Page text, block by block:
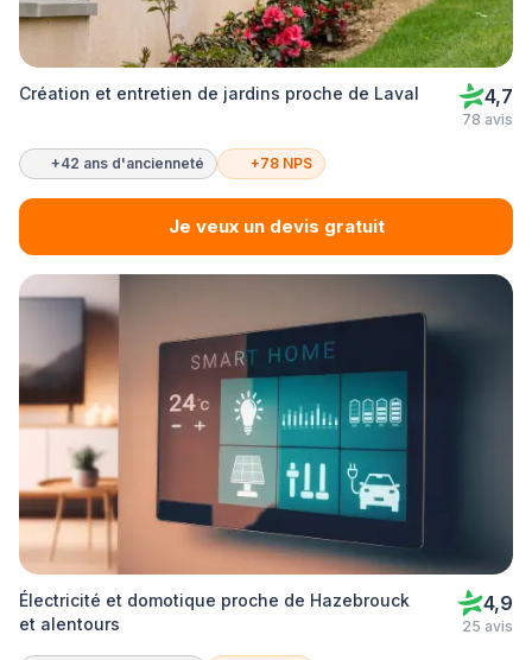
Création et entretien de jardins proche de Laval 4,7
78 avis
+42 ans d'ancienneté +78 NPS
Je veux un devis gratuit
Électricité et domotique proche de Hazebrouck
et alentours
4,9
25 avis